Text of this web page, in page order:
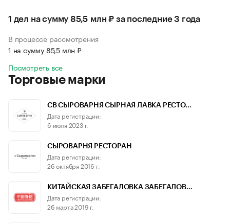
1 дел на сумму 85,5 млн ₽ за последние 3 года
В процессе рассмотрения
1 на сумму 85,5 млн ₽
Посмотреть все
Торговые марки
СВ СЫРОВАРНЯ СЫРНАЯ ЛАВКА РЕСТО…
Дата регистрации:
6 июля 2023 г.
СЫРОВАРНЯ РЕСТОРАН
Дата регистрации:
26 октября 2016 г.
КИТАЙСКАЯ ЗАБЕГАЛОВКА ЗАБЕГАЛОВ…
Дата регистрации:
26 марта 2019 г.